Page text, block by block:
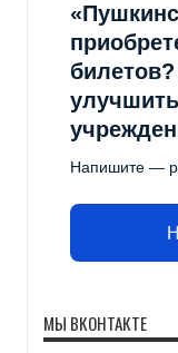
Напишите —
МЫ ВКОНТАКТЕ